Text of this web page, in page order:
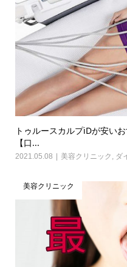
トゥルースカルプiDが安い
【口...
2021.05.08 美容クリニック , ダ
美容クリニック